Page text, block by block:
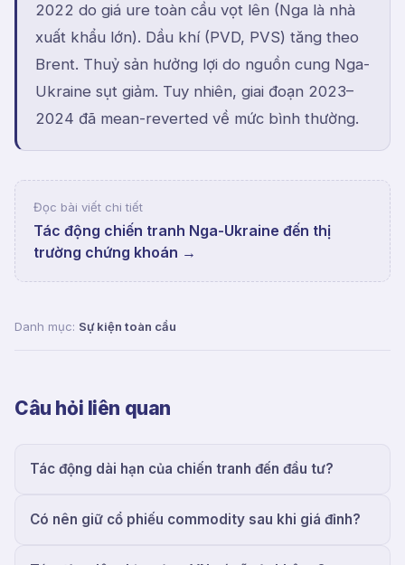
2022 do giá ure toàn cầu vọt lên (Nga là nhà
xuất khẩu lớn). Dầu khí (PVD, PVS) tăng theo
Brent. Thuỷ sản hưởng lợi do nguồn cung Nga-
Ukraine sụt giảm. Tuy nhiên, giai đoạn 2023–
2024 đã mean-reverted về mức bình thường.
Đọc bài viết chi tiết
Tác động chiến tranh Nga-Ukraine đến thị
trường chứng khoán →
Danh mục: Sự kiện toàn cầu
Câu hỏi liên quan
Tác động dài hạn của chiến tranh đến đầu tư?
Có nên giữ cổ phiếu commodity sau khi giá đỉnh?